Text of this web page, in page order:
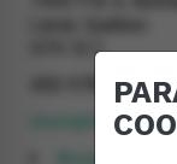
H7V 3C1
450 978-2388